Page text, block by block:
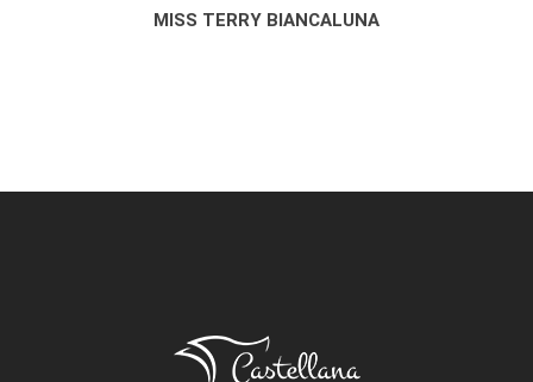
MISS TERRY BIANCALUNA